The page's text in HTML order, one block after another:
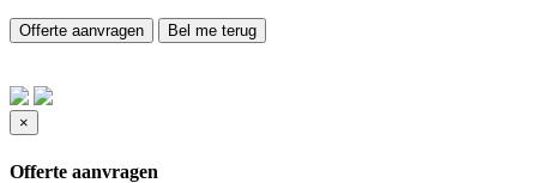
Offerte aanvragen Bel me terug
×
Offerte aanvragen